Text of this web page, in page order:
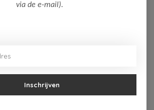
via de e-mail).
Inschrijven